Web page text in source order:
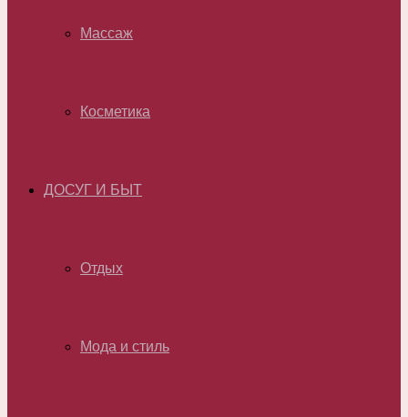
Массаж
Косметика
ДОСУГ И БЫТ
Отдых
Мода и стиль